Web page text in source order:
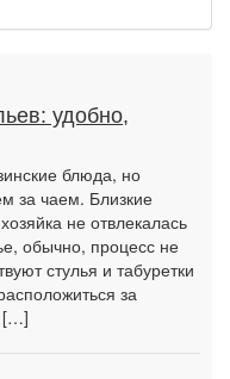
удобно,
блюда, но
за чаем. Близкие
не отвлекалась
обычно, процесс не
стулья и табуретки
за
[…]